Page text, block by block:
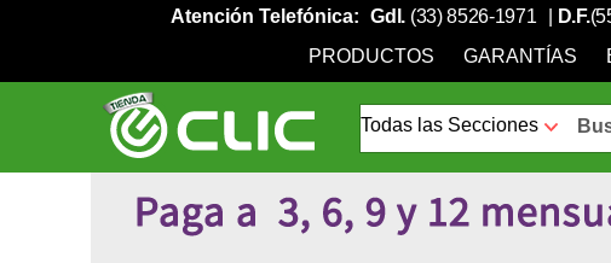
Atención Telefónica: Gdl. (33) 8526-1971 D.F.
PRODUCTOS
GARANTÍAS